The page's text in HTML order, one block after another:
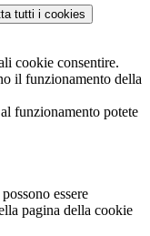
tutti i cookies
cookie consentire.
il funzionamento della
funzionamento potete
essere
pagina della cookie